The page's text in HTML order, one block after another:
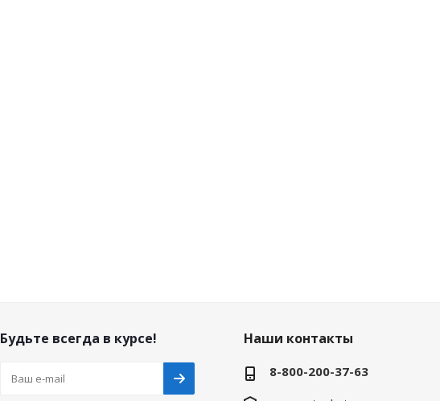
Будьте всегда в курсе! Наши контакты
8-800-200-37-63